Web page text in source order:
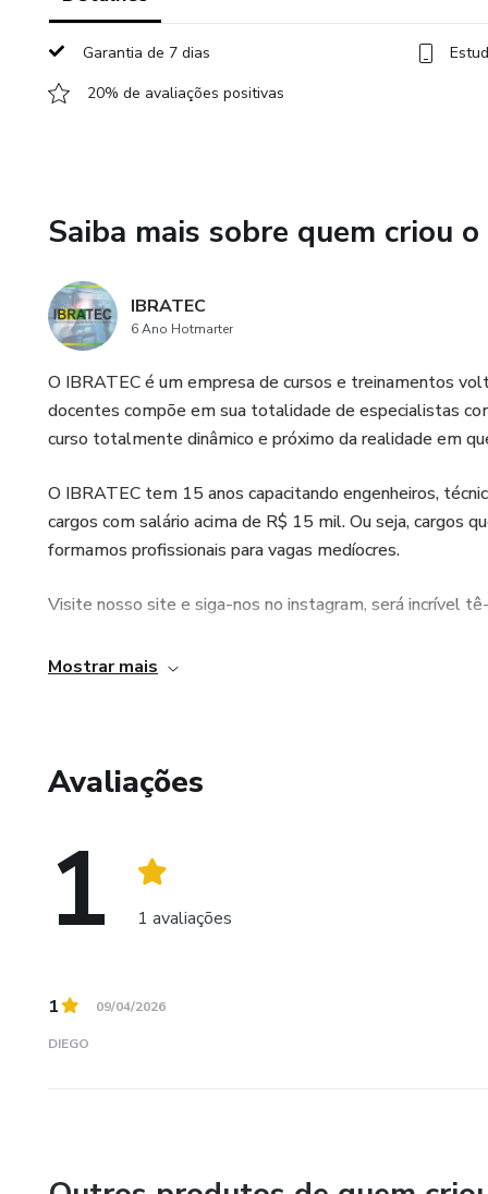
✅Tanques metálicos de
operação e manutenção.
e tubulações.
✅Responsabilidades:
Acesso imediato e ilimitado
Garantia de 7 dias
20% de avaliações positivas
Saiba mais sobre quem criou
IBRATEC
6 Ano Hotmarter
O IBRATEC é um empresa de cursos e treinamentos
docentes compõe em sua totalidade de especialistas
curso totalmente dinâmico e próximo da realidade em
O IBRATEC tem 15 anos capacitando engenheiros,
cargos com salário acima de R$ 15 mil. Ou seja, cargos
formamos profissionais para vagas medíocres.
Visite nosso site e siga-nos no instagram, será incrível
Site: www.institutoibra.com.br
Mostrar mais
Avaliações
1 1 avaliações
1 09/04/2026
DIEGO